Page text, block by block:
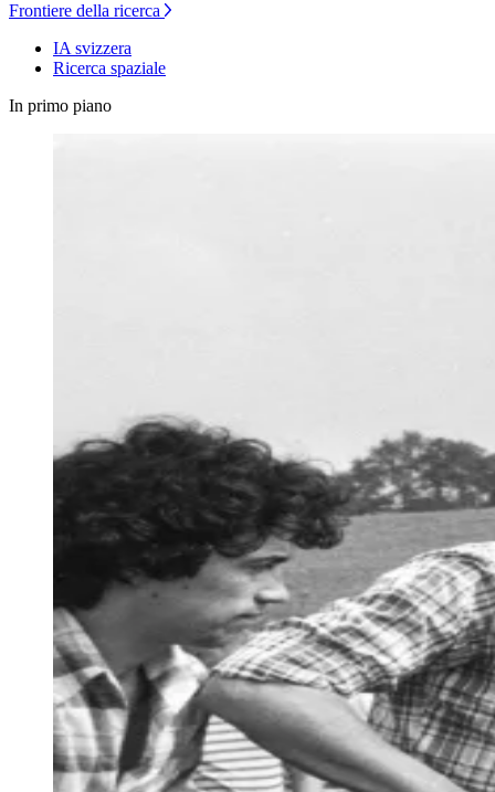
Frontiere della ricerca
IA svizzera
Ricerca spaziale
In primo piano